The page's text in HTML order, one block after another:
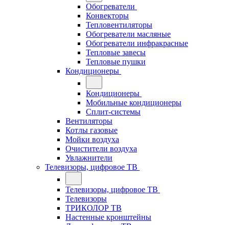
Обогреватели
Конвекторы
Тепловентиляторы
Обогреватели масляные
Обогреватели инфракрасные
Тепловые завесы
Тепловые пушки
Кондиционеры
Кондиционеры
Мобильные кондиционеры
Сплит-системы
Вентиляторы
Котлы газовые
Мойки воздуха
Очистители воздуха
Увлажнители
Телевизоры, цифровое ТВ
Телевизоры, цифровое ТВ
Телевизоры
ТРИКОЛОР ТВ
Настенные кронштейны